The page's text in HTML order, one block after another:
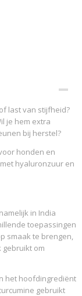
last van stijfheid?
je hem extra
bij herstel?
honden en
hyaluronzuur en
in India
toepassingen
smaak te brengen,
om
het hoofdingrediënt
gebruikt